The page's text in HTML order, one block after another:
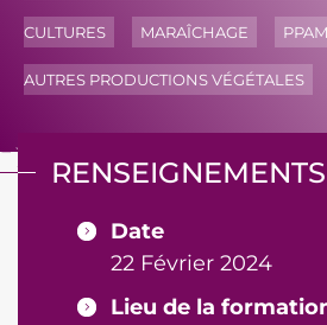
CULTURES MARAÎCHAGE
AUTRES PRODUCTIONS VÉGÉTALES
RENSEIGNEMENTS
Date
22 Février 2024
Lieu de la